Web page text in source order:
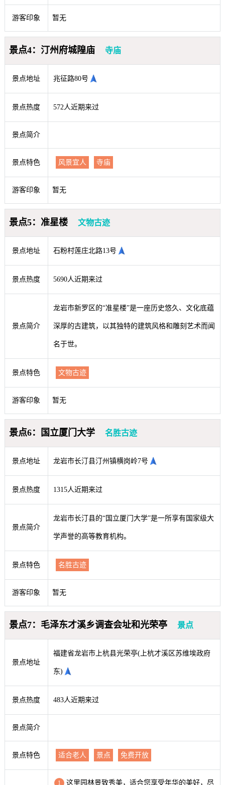
游客印象 暂无
景点4：汀州府城隍庙 寺庙
景点地址 兆征路80号
景点热度 572人近期来过
景点简介
景点特色 风景宜人 寺庙
游客印象 暂无
景点5：准星楼 文物古迹
景点地址 石粉村莲庄北路13号
景点热度 5690人近期来过
景点简介
龙岩市新罗区的“准星楼”是一座历史悠久、文化底蕴
深厚的古建筑，以其独特的建筑风格和雕刻艺术而闻
名于世。
景点特色 文物古迹
游客印象 暂无
景点6：国立厦门大学 名胜古迹
景点地址 龙岩市长汀县汀州镇横岗岭7号
景点热度 1315人近期来过
景点简介
龙岩市长汀县的“国立厦门大学”是一所享有国家级大
学声誉的高等教育机构。
景点特色 名胜古迹
游客印象 暂无
景点7：毛泽东才溪乡调查会址和光荣亭 景点
景点地址
福建省龙岩市上杭县光荣亭(上杭才溪区苏维埃政府
东)
景点热度 483人近期来过
景点简介
景点特色 适合老人 景点 免费开放
1 这里园林景致秀美，适合您享受年华的美好，尽